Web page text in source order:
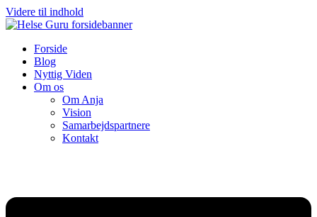
Videre til indhold
Forside
Blog
Nyttig Viden
Om os
Om Anja
Vision
Samarbejdspartnere
Kontakt